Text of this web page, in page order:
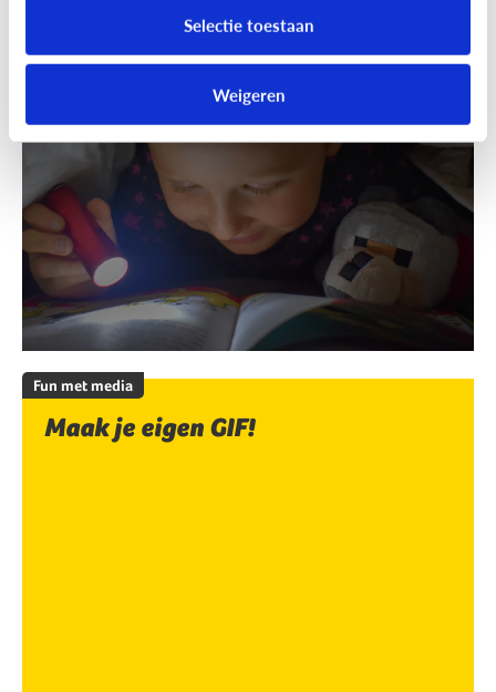
Selectie toestaan
Weigeren
Speels bijleren met een educatieve
Fun met media
Maak je eigen GIF!